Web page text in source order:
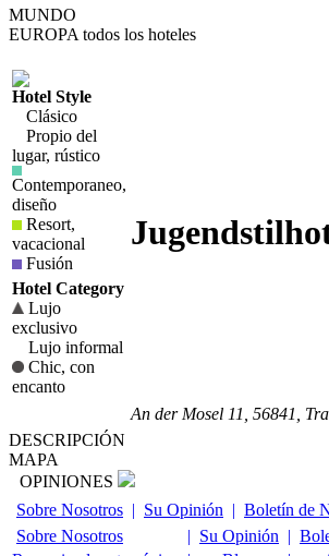
MUNDO
EUROPA todos los hoteles
Hotel Style
Clásico
Propio del
lugar, rústico
Contemporaneo,
diseño
Resort,
vacacional
Fusión
Hotel Category
Lujo
exclusivo
Lujo informal
Chic, con
encanto
An der Mosel 11 56841 ,
DESCRIPCIÓN
MAPA
OPINIONES
Sobre Nosotros | Su Opinión | Boletín de
Sobre Nosotros
| Su Opinión |